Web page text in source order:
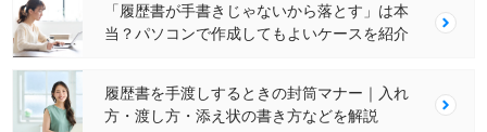
「履歴書が手書きじゃないから落とす」は本
当？パソコンで作成してもよいケースを紹介
履歴書を手渡しするときの封筒マナー｜入れ
方・渡し方・添え状の書き方などを解説